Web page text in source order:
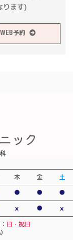
ります)
WEB予約
木 金
土
● ●
●
× ● ×
日・祝日